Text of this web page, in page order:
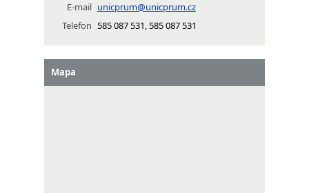
E-mail unicprum@unicprum.cz
Telefon 585 087 531, 585 087 531
Mapa